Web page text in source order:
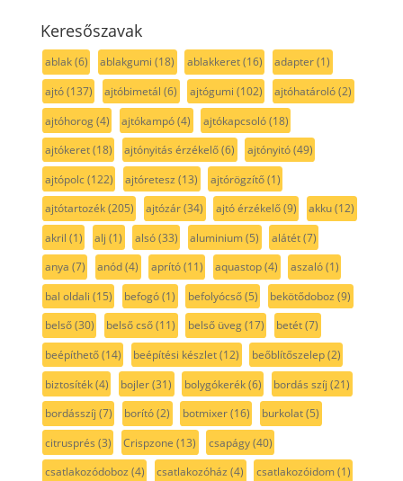
Keresőszavak
ablak(6) ablakgumi (18) ablakkeret(16) adapter(1)
ajtó(137) ajtóbimetál (6) ajtógumi (102) ajtóhatároló(2)
ajtóhorog(4) ajtókampó(4) ajtókapcsoló(18)
ajtókeret(18) ajtónyitás érzékelő(6) ajtónyitó(49)
ajtópolc(122) ajtóretesz (13) ajtórögzítő(1)
ajtótartozék(205) ajtózár(34) ajtó érzékelő(9) akku(12)
akril (1) alj (1) alsó(33) aluminium(5) alátét(7)
anya (7) anód(4) aprító(11) aquastop(4) aszaló(1)
bal oldali (15) befogó(1) befolyócső(5) bekötődoboz (9)
belső(30) belső cső(11) belső üveg(17) betét(7)
beépíthető(14) beépítési készlet(12) beőblítőszelep(2)
biztosíték(4) bojler(31) bolygókerék(6) bordás szíj (21)
bordásszíj (7) borító(2) botmixer(16) burkolat(5)
citrusprés (3) Crispzone (13) csapágy(40)
csatlakozódoboz (4) csatlakozóház (4) csatlakozóidom(1)